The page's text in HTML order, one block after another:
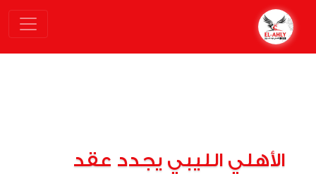
الأهلي الليبي يجدد عقد